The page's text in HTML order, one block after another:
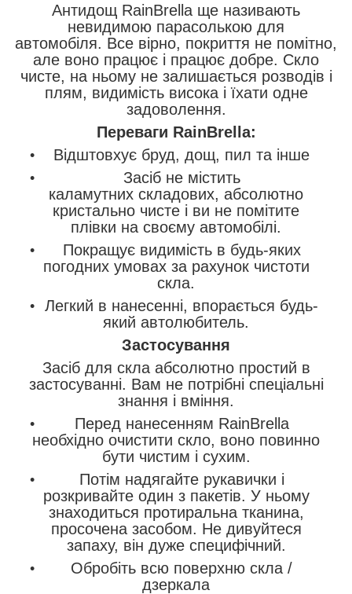
Антидощ RainBrella ще називають
невидимою парасолькою для
автомобіля. Все вірно, покриття не помітно,
але воно працює і працює добре. Скло
чисте, на ньому не залишається розводів і
плям, видимість висока і їхати одне
задоволення.
Переваги RainBrella:
Відштовхує бруд, дощ, пил та інше
Засіб не містить
каламутних складових, абсолютно
кристально чисте і ви не помітите
плівки на своєму автомобілі.
Покращує видимість в будь-яких
погодних умовах за рахунок чистоти
скла.
Легкий в нанесенні, впорається будь-
який автолюбитель.
Застосування
Засіб для скла абсолютно простий в
застосуванні. Вам не потрібні спеціальні
знання і вміння.
Перед нанесенням RainBrella
необхідно очистити скло, воно повинно
бути чистим і сухим.
Потім надягайте рукавички і
розкривайте один з пакетів. У ньому
знаходиться протиральна тканина,
просочена засобом. Не дивуйтеся
запаху, він дуже специфічний.
Обробіть всю поверхню скла /
дзеркала